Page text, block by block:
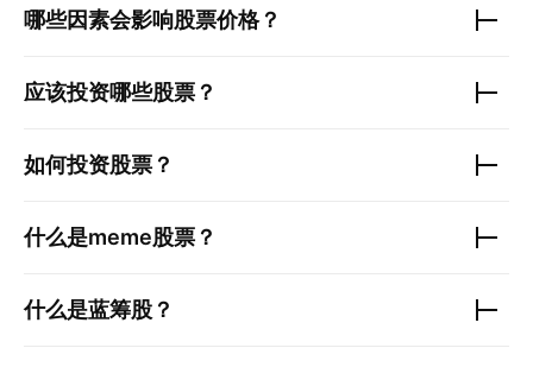
哪些因素会影响股票价格？
应该投资哪些股票？
如何投资股票？
什么是meme股票？
什么是蓝筹股？